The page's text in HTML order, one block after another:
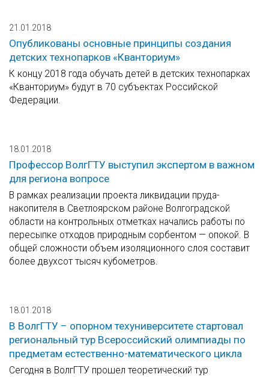
21.01.2018
Опубликованы основные принципы создания
детских технопарков «Кванториум»
К концу 2018 года обучать детей в детских технопарках
«Кванториум» будут в 70 субъектах Российской
Федерации.
18.01.2018
Профессор ВолгГТУ выступил экспертом в важном
для региона вопросе
В рамках реализации проекта ликвидации пруда-
накопителя в Светлоярском районе Волгоградской
области на контрольных отметках начались работы по
пересыпке отходов природным сорбентом — опокой. В
общей сложности объем изоляционного слоя составит
более двухсот тысяч кубометров.
18.01.2018
В ВолгГТУ – опорном техуниверситете стартовал
региональный тур Всероссийский олимпиады по
предметам естественно-математического цикла
Сегодня в ВолгГТУ прошел теоретический тур